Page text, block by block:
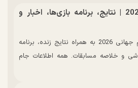
جدول جام جهانی 2026 | نتایج، برنامه بازی‌ها، اخبار و
مشاهده جدول کامل جام جهانی 2026 به همراه نتایج زنده، برنامه
و خلاصه مسابقات. همه اطلاعات جام